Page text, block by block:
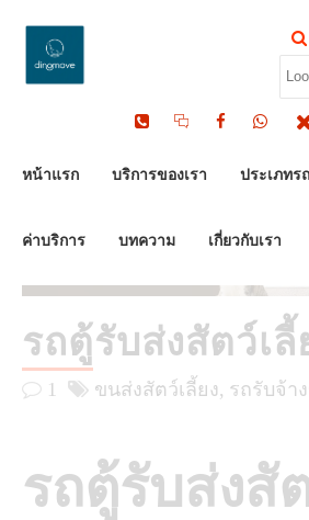
หน้าแรก บริการของเรา ประเภทรถ
ค่าบริการ บทความ เกี่ยวกับเรา
รถตู้รับส่งสัตว์เลี้
1 ขนส่งสัตว์เลี้ยง รถรับจ้า
รถตู้รับส่งสั